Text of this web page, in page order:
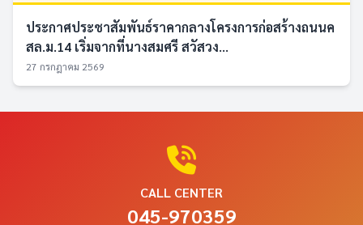
ประกาศประชาสัมพันธ์ราคากลางโครงการก่อสร้างถนนค
สล.ม.14 เริ่มจากที่นางสมศรี สวัสวง...
27 กรกฎาคม 2569
CALL CENTER
045-970359